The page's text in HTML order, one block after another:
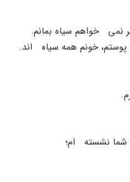
خواهم سیاه بمانم.
خونم همه سیاه اند.
شما نشسته ام؛